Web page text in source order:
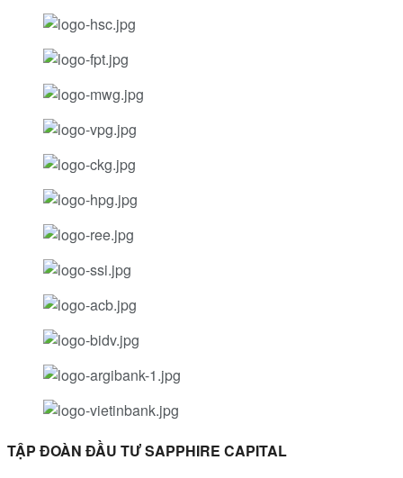
TẬP ĐOÀN ĐẦU TƯ SAPPHIRE CAPITAL